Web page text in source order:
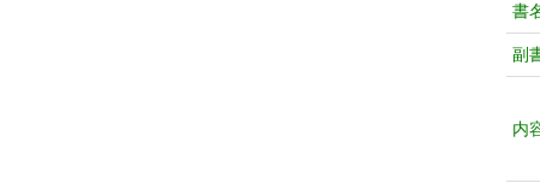
書
副
内